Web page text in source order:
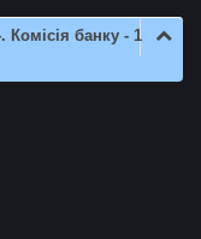
банку - 1